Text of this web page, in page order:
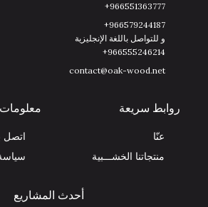
966551363777+
966579244187+
و للتواصل باللغة الإنجليزية
966555246214+
contact@oak-wood.net
روابط سريعة
عنّا
منتجاتنا الخشـــبية
معلومات
اتصل
أحدث المشاريع